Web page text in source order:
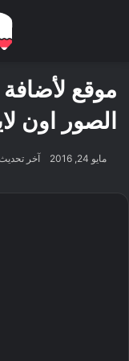
موقع لأضافة
الصور اون
مايو 24, 2016 آخر تحديث: